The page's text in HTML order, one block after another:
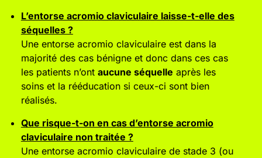
L’entorse acromio claviculaire laisse-t-elle des
séquelles ?
Une entorse acromio claviculaire est dans la
majorité des cas bénigne et donc dans ces cas
les patients n’ont aucune séquelle après les
soins et la rééducation si ceux-ci sont bien
réalisés.
Que risque-t-on en cas d’entorse acromio
claviculaire non traitée ?
Une entorse acromio claviculaire de stade 3 (ou